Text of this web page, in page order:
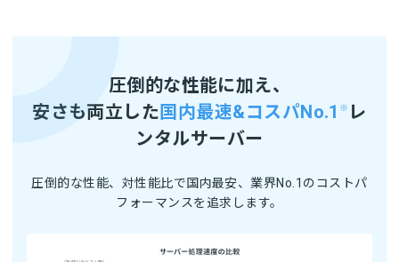
圧倒的な性能に加え、
安さも両立した 国内最速&コスパNo.1 ※ レ
ンタルサーバー
圧倒的な性能、対性能比で国内最安、業界No.1のコストパ
フォーマンスを追求します。